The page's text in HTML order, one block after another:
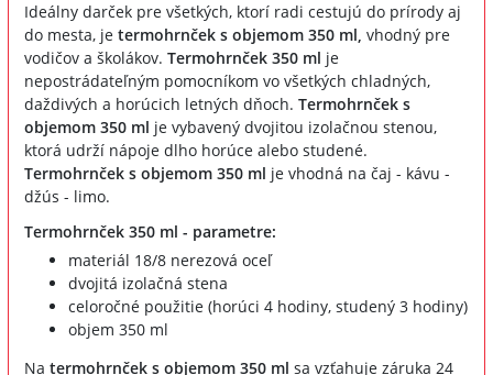
Ideálny darček pre všetkých, ktorí radi cestujú do prírody aj
do mesta, je termohrnček s objemom 350 ml, vhodný pre
vodičov a školákov. Termohrnček 350 ml je
nepostrádateľným pomocníkom vo všetkých chladných,
daždivých a horúcich letných dňoch. Termohrnček s
objemom 350 ml je vybavený dvojitou izolačnou stenou,
ktorá udrží nápoje dlho horúce alebo studené.
Termohrnček s objemom 350 ml je vhodná na čaj - kávu -
džús - limo.
Termohrnček 350 ml - parametre:
materiál 18/8 nerezová oceľ
dvojitá izolačná stena
celoročné použitie (horúci 4 hodiny, studený 3 hodiny)
objem 350 ml
Na termohrnček s objemom 350 ml sa vzťahuje záruka 24